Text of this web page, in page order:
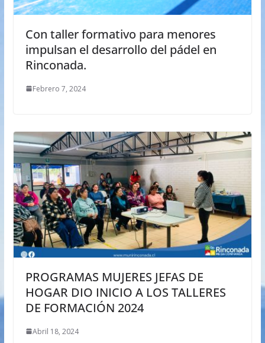
Con taller formativo para menores
impulsan el desarrollo del pádel en
Rinconada.
Febrero 7, 2024
PROGRAMAS MUJERES JEFAS DE
HOGAR DIO INICIO A LOS TALLERES
DE FORMACIÓN 2024
Abril 18, 2024